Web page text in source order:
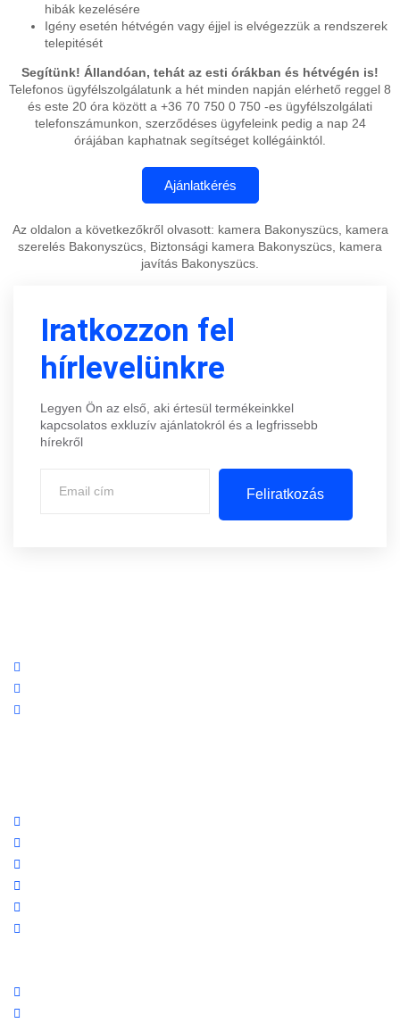
hibák kezelésére
Igény esetén hétvégén vagy éjjel is elvégezzük a rendszerek
telepitését
Segítünk! Állandóan, tehát az esti órákban és hétvégén is!
Telefonos ügyfélszolgálatunk a hét minden napján elérhető reggel 8
és este 20 óra között a +36 70 750 0 750 -es ügyfélszolgálati
telefonszámunkon, szerződéses ügyfeleink pedig a nap 24
órájában kaphatnak segítséget kollégáinktól.
Az oldalon a következőkről olvasott: kamera Bakonyszücs, kamera
szerelés Bakonyszücs, Biztonsági kamera Bakonyszücs, kamera
javítás Bakonyszücs.
Iratkozzon fel
hírlevelünkre
Legyen Ön az első, aki értesül termékeinkkel
kapcsolatos exkluzív ajánlatokról és a legfrissebb
hírekről
Feliratkozás